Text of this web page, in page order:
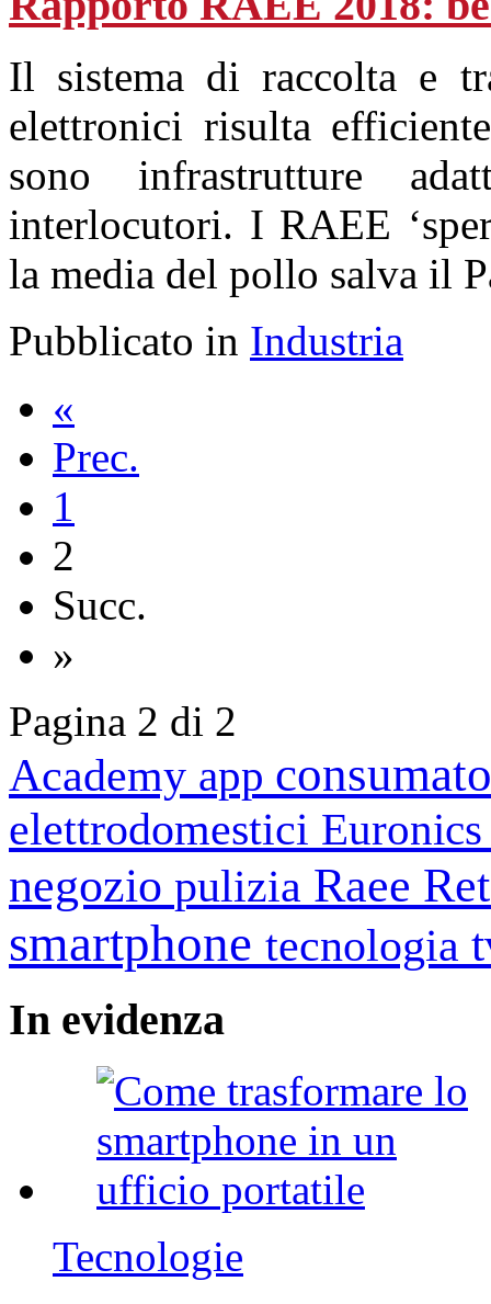
Il sistema di raccolta e
elettronici risulta
sono infrastrutture
interlocutori. I RAEE
la media del pollo salva il
Pubblicato in Industria
«
Prec.
1
2
Succ.
»
Pagina 2 di 2
Academy app
elettrodomestici
negozio pulizia Raee
smartphone tecnologia
In evidenza
Tecnologie